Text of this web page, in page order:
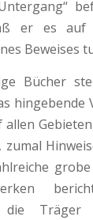
er es auf
Beweises
hingebende
Träger